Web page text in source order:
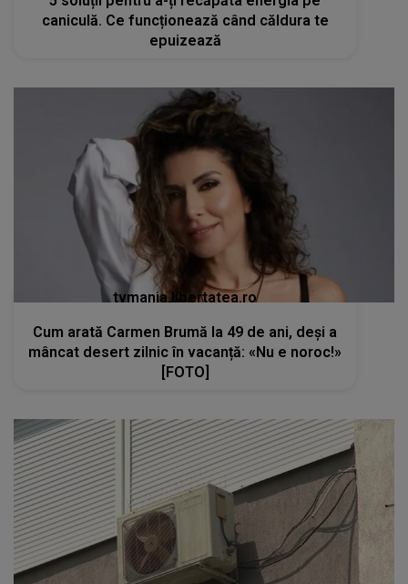
caniculă. Ce funcționează când căldura te
epuizează
tvmania.libertatea.ro
Cum arată Carmen Brumă la 49 de ani, deși a
mâncat desert zilnic în vacanță: «Nu e noroc!»
[FOTO]